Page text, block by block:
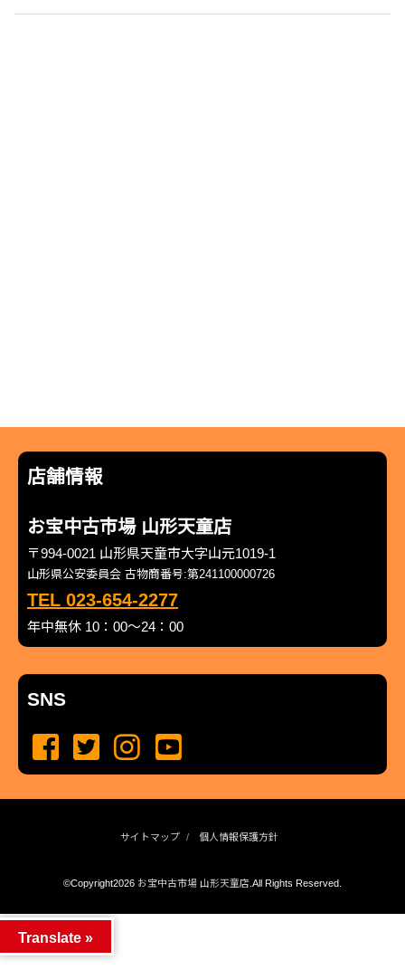
店舗情報
お宝中古市場 山形天童店
〒994-0021 山形県天童市大字山元1019-1
山形県公安委員会 古物商番号:第241100000726
TEL 023-654-2277
年中無休 10：00～24：00
SNS
サイトマップ 個人情報保護方針
©Copyright2026 お宝中古市場 山形天童店.All Rights Reserved.
Translate »